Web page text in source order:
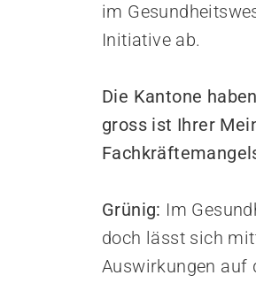
im
Initiative ab.
Die Kantone
gross ist Ihrer
Grünig: Im
doch lässt sich
Auswirkungen auf